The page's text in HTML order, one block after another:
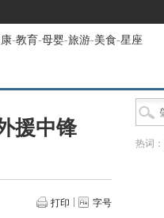
-教育-母婴-旅游-美食-星座
援中锋
打印 字号
热词：